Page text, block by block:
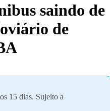
saindo de
de
15 dias. Sujeito a